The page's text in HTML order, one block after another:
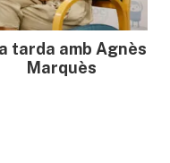
tarda amb Agnès
Marquès